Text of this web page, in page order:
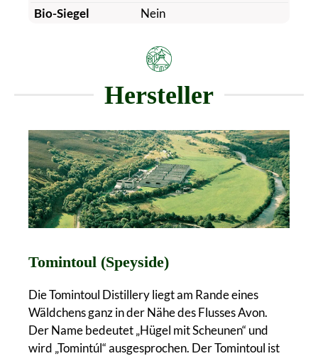
Bio-Siegel
Nein
Hersteller
Tomintoul (Speyside)
Die Tomintoul Distillery liegt am Rande eines
Wäldchens ganz in der Nähe des Flusses Avon.
Der Name bedeutet „Hügel mit Scheunen“ und
wird „Tomintúl“ ausgesprochen. Der Tomintoul ist